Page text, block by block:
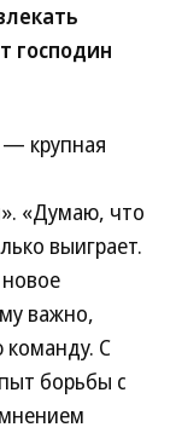
господин
крупная
«Думаю, что
выиграет.
важно,
команду. С
борьбы с